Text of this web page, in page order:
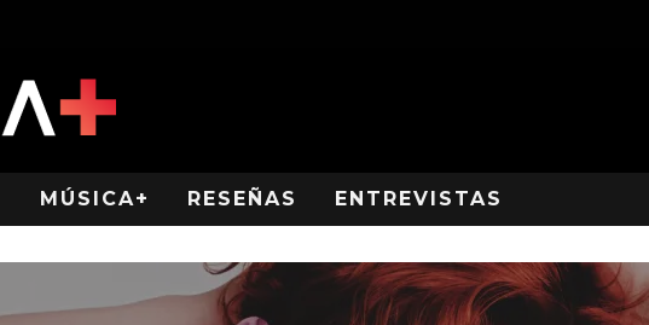
MÚSICA+ RESEÑAS ENTREVISTAS